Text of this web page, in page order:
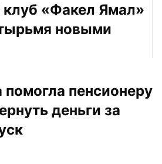
«Факел Ямал»
новыми
помогла пенсионеру
деньги за